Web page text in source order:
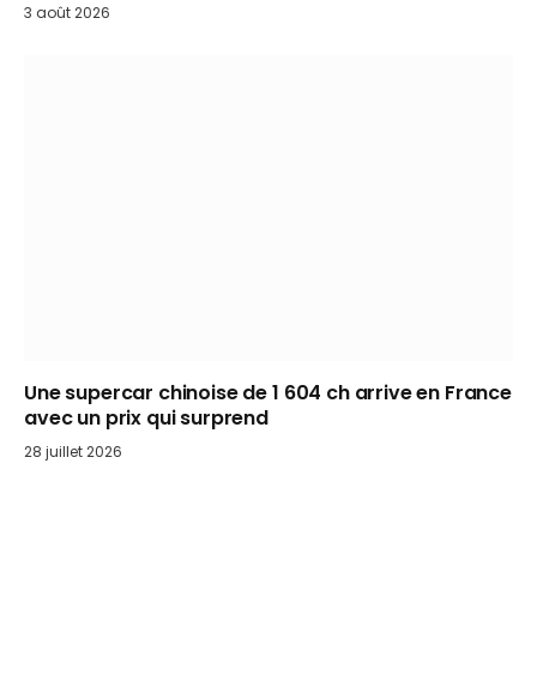
3 août 2026
Une supercar chinoise de 1 604 ch arrive en France
avec un prix qui surprend
28 juillet 2026